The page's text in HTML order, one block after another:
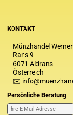
KONTAKT
Münzhandel
Rans 9
6071 Aldrans
Österreich
✉️
Persönliche Beratung